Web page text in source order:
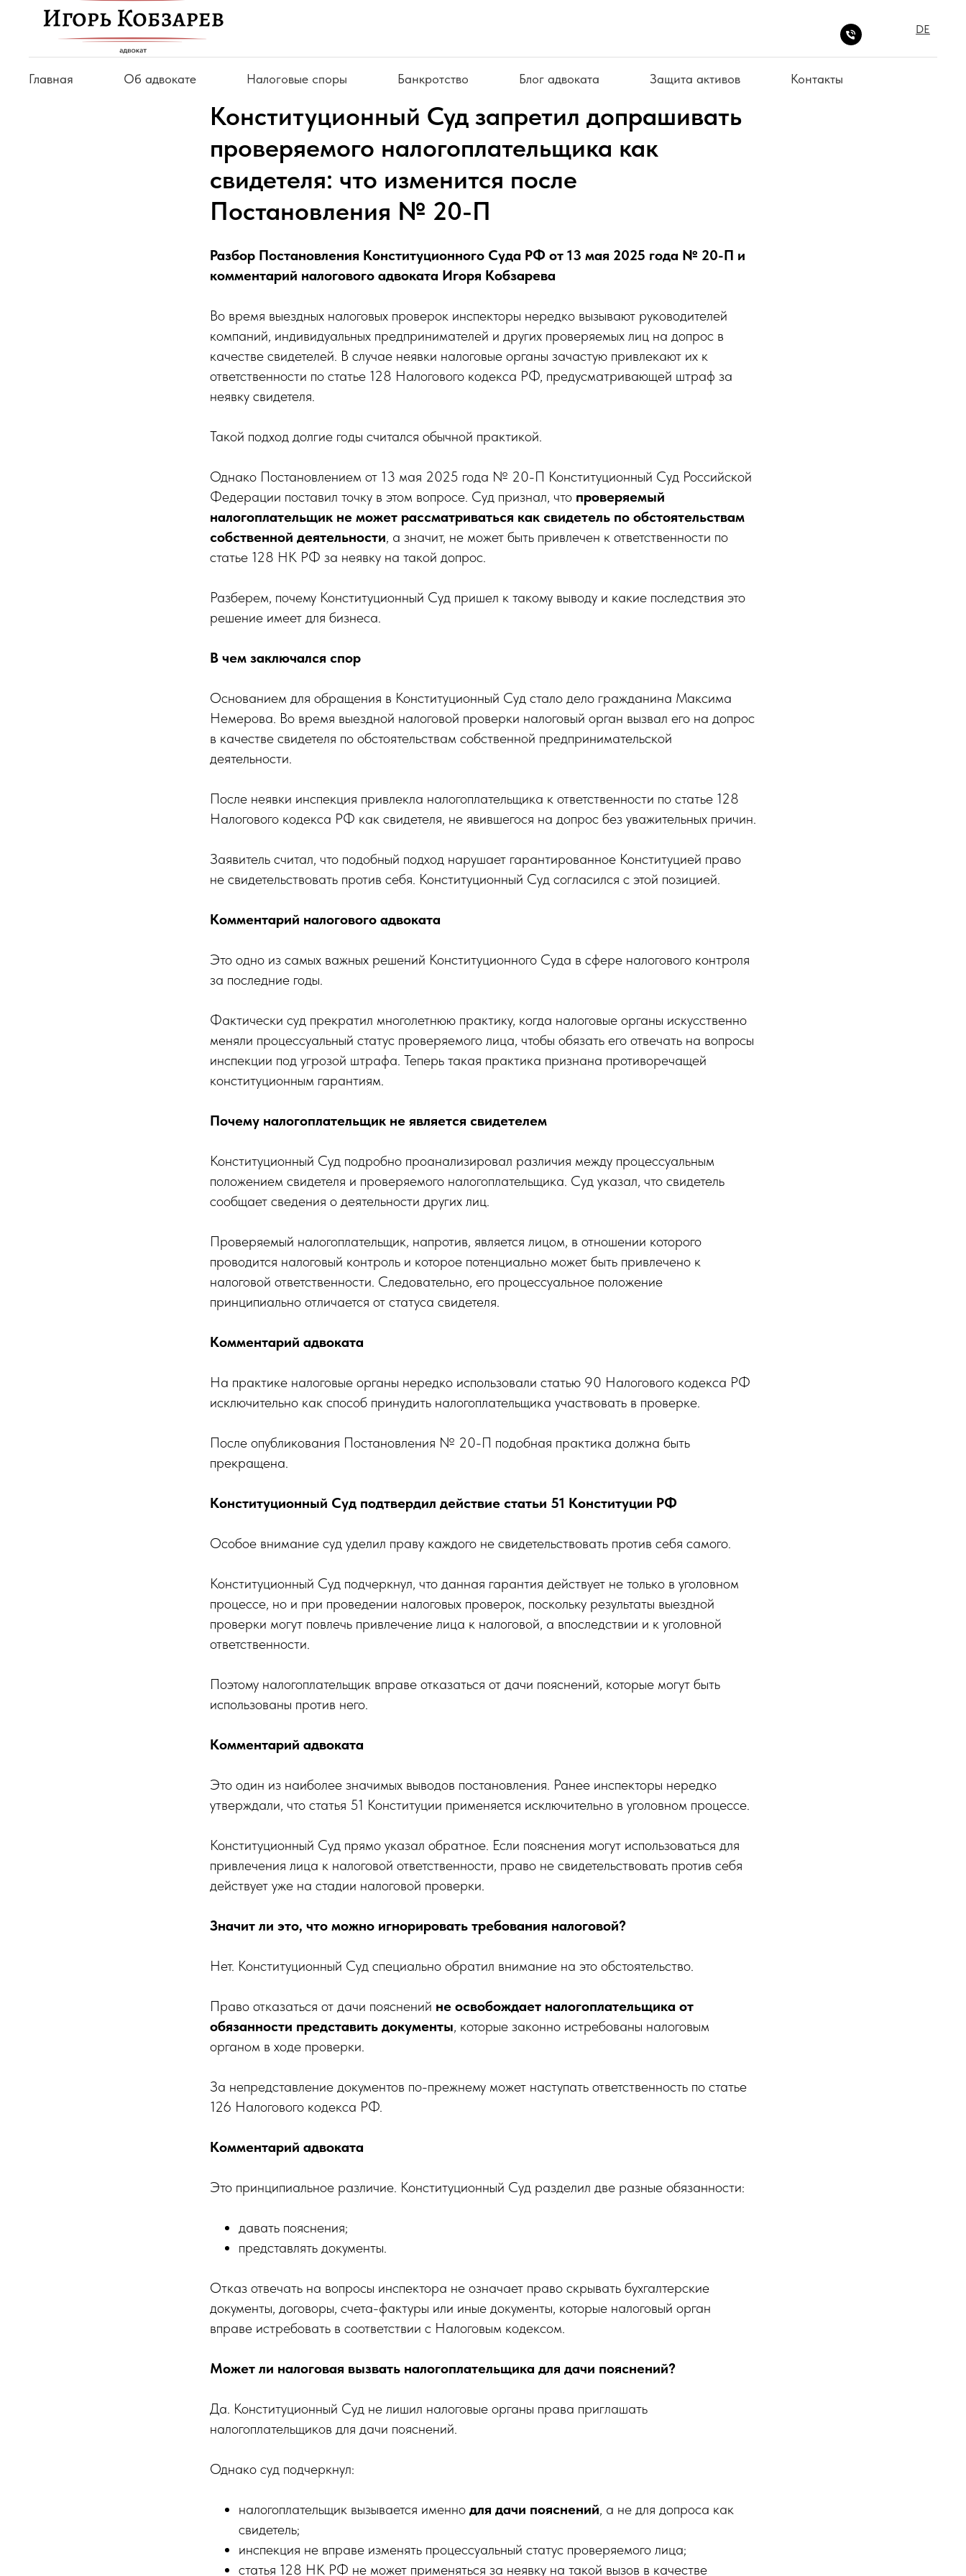
DE
Главная Об адвокате Налоговые споры Банкротство Блог адвоката Защита активов Контакты
Конституционный Суд запретил допрашивать
проверяемого налогоплательщика как
свидетеля: что изменится после
Постановления № 20-П
Разбор Постановления Конституционного Суда РФ от 13 мая 2025 года № 20-П и
комментарий налогового адвоката Игоря Кобзарева
Во время выездных налоговых проверок инспекторы нередко вызывают руководителей
компаний, индивидуальных предпринимателей и других проверяемых лиц на допрос в
качестве свидетелей. В случае неявки налоговые органы зачастую привлекают их к
ответственности по статье 128 Налогового кодекса РФ, предусматривающей штраф за
неявку свидетеля.
Такой подход долгие годы считался обычной практикой.
Однако Постановлением от 13 мая 2025 года № 20-П Конституционный Суд Российской
Федерации поставил точку в этом вопросе. Суд признал, что проверяемый
налогоплательщик не может рассматриваться как свидетель по обстоятельствам
собственной деятельности, а значит, не может быть привлечен к ответственности по
статье 128 НК РФ за неявку на такой допрос.
Разберем, почему Конституционный Суд пришел к такому выводу и какие последствия это
решение имеет для бизнеса.
В чем заключался спор
Основанием для обращения в Конституционный Суд стало дело гражданина Максима
Немерова. Во время выездной налоговой проверки налоговый орган вызвал его на допрос
в качестве свидетеля по обстоятельствам собственной предпринимательской
деятельности.
После неявки инспекция привлекла налогоплательщика к ответственности по статье 128
Налогового кодекса РФ как свидетеля, не явившегося на допрос без уважительных причин.
Заявитель считал, что подобный подход нарушает гарантированное Конституцией право
не свидетельствовать против себя. Конституционный Суд согласился с этой позицией.
Комментарий налогового адвоката
Это одно из самых важных решений Конституционного Суда в сфере налогового контроля
за последние годы.
Фактически суд прекратил многолетнюю практику, когда налоговые органы искусственно
меняли процессуальный статус проверяемого лица, чтобы обязать его отвечать на вопросы
инспекции под угрозой штрафа. Теперь такая практика признана противоречащей
конституционным гарантиям.
Почему налогоплательщик не является свидетелем
Конституционный Суд подробно проанализировал различия между процессуальным
положением свидетеля и проверяемого налогоплательщика. Суд указал, что свидетель
сообщает сведения о деятельности других лиц.
Проверяемый налогоплательщик, напротив, является лицом, в отношении которого
проводится налоговый контроль и которое потенциально может быть привлечено к
налоговой ответственности. Следовательно, его процессуальное положение
принципиально отличается от статуса свидетеля.
Комментарий адвоката
На практике налоговые органы нередко использовали статью 90 Налогового кодекса РФ
исключительно как способ принудить налогоплательщика участвовать в проверке.
После опубликования Постановления № 20-П подобная практика должна быть
прекращена.
Конституционный Суд подтвердил действие статьи 51 Конституции РФ
Особое внимание суд уделил праву каждого не свидетельствовать против себя самого.
Конституционный Суд подчеркнул, что данная гарантия действует не только в уголовном
процессе, но и при проведении налоговых проверок, поскольку результаты выездной
проверки могут повлечь привлечение лица к налоговой, а впоследствии и к уголовной
ответственности.
Поэтому налогоплательщик вправе отказаться от дачи пояснений, которые могут быть
использованы против него.
Комментарий адвоката
Это один из наиболее значимых выводов постановления. Ранее инспекторы нередко
утверждали, что статья 51 Конституции применяется исключительно в уголовном процессе.
Конституционный Суд прямо указал обратное. Если пояснения могут использоваться для
привлечения лица к налоговой ответственности, право не свидетельствовать против себя
действует уже на стадии налоговой проверки.
Значит ли это, что можно игнорировать требования налоговой?
Нет. Конституционный Суд специально обратил внимание на это обстоятельство.
Право отказаться от дачи пояснений не освобождает налогоплательщика от
обязанности представить документы, которые законно истребованы налоговым
органом в ходе проверки.
За непредставление документов по-прежнему может наступать ответственность по статье
126 Налогового кодекса РФ.
Комментарий адвоката
Это принципиальное различие. Конституционный Суд разделил две разные обязанности:
давать пояснения;
представлять документы.
Отказ отвечать на вопросы инспектора не означает право скрывать бухгалтерские
документы, договоры, счета-фактуры или иные документы, которые налоговый орган
вправе истребовать в соответствии с Налоговым кодексом.
Может ли налоговая вызвать налогоплательщика для дачи пояснений?
Да. Конституционный Суд не лишил налоговые органы права приглашать
налогоплательщиков для дачи пояснений.
Однако суд подчеркнул:
налогоплательщик вызывается именно для дачи пояснений, а не для допроса как
свидетель;
инспекция не вправе изменять процессуальный статус проверяемого лица;
статья 128 НК РФ не может применяться за неявку на такой вызов в качестве